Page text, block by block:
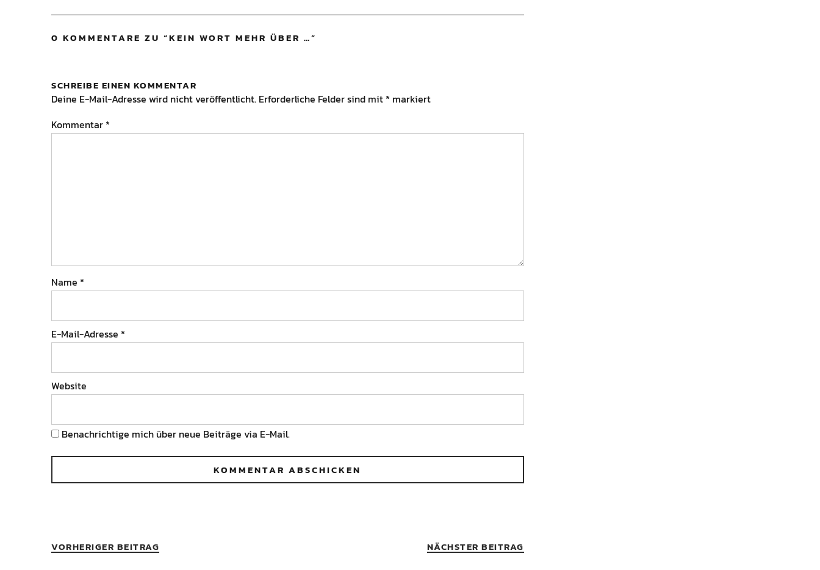
0 KOMMENTARE ZU “KEIN WORT MEHR ÜBER …”
SCHREIBE EINEN KOMMENTAR
Deine E-Mail-Adresse wird nicht veröffentlicht. Erforderliche Felder sind mit * markiert
Kommentar *
Name *
E-Mail-Adresse *
Website
Benachrichtige mich über neue Beiträge via E-Mail.
VORHERIGER BEITRAG NÄCHSTER BEITRAG